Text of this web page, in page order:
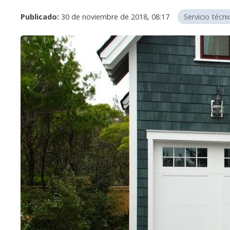
Publicado: 30 de noviembre de 2018, 08:17 Servicio